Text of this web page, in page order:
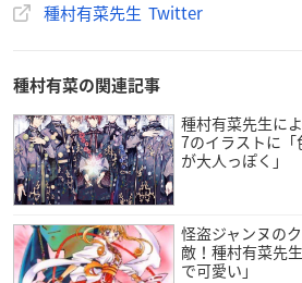
種村有菜先生 Twitter
種村有菜の関連記事
種村有菜先生に
7のイラストに
が大人っぽく」
怪盗ジャンヌの
敵！種村有菜先
で可愛い」